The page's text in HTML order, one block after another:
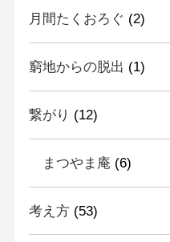
月間たくおろぐ (2)
窮地からの脱出 (1)
繋がり (12)
まつやま庵 (6)
考え方(53)